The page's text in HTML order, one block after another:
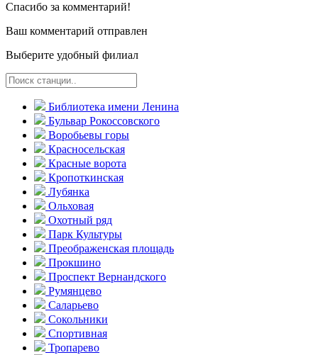
Спасибо за комментарий!
Ваш комментарий отправлен
Выберите удобный филиал
Библиотека имени Ленина
Бульвар Рокоссовского
Воробьевы горы
Красно­сельская
Красные ворота
Кропоткинс­кая
Лубянка
Ольховая
Охотный ряд
Парк Культуры
Преобра­женская площадь
Прокшино
Проспект Вернандского
Румянцево
Саларьево
Сокольники
Спортивная
Тропарево